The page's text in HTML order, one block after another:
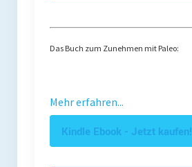
Das Buch zum Zunehmen mit Paleo:
Mehr erfahren...
Kindle Ebook - Jetzt kaufen!